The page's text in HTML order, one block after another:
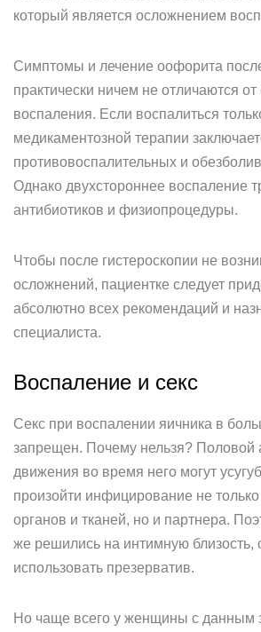
который является осложнением
Симптомы и лечение оофорита
практически ничем не отличаются
воспаления. Если воспалиться
медикаментозной терапии
противовоспалительных и
Однако двухстороннее воспаление
антибиотиков и физиопроцедуры.
Чтобы после гистероскопии не
осложнений, пациентке следует
абсолютно всех рекомендаций и
специалиста.
Воспаление и секс
Секс при воспалении яичника в
запрещен. Почему нельзя? Половой
движения во время него могут
произойти инфицирование не
органов и тканей, но и партнера.
же решились на интимную близость,
использовать презерватив.
Но чаще всего у женщины с данным